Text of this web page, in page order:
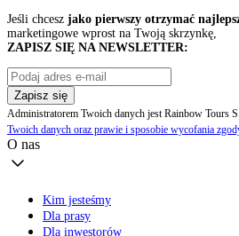
Jeśli chcesz jako pierwszy otrzymać
marketingowe wprost na Twoją skrzynkę,
ZAPISZ SIĘ NA NEWSLETTER:
Zapisz się
Administratorem Twoich danych jest Rainbow Tours
Twoich danych oraz prawie i sposobie wycofania
O nas
Kim jesteśmy
Dla prasy
Dla inwestorów